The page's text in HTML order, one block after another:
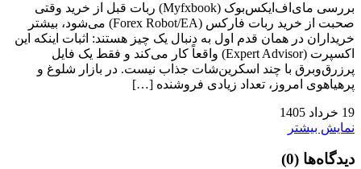
بررسی مای‌اف‌ایکس‌بوک (Myfxbook) ربات قبل از خرید وقتی
صحبت از خرید ربات فارکس (Forex Robot/EA) می‌شود، بیشتر
خریداران در همان قدم اول به دنبال یک چیز هستند: اثبات اینکه این
اکسپرت (Expert Advisor) واقعاً کار می‌کند و فقط یک فایل
پرزرق‌وبرق با چند اسکرین‌شات جذاب نیست. در بازار شلوغ و
پرهیاهوی امروز، تعداد زیادی فروشنده […]
19 خرداد 1405
نمایش بیشتر
دیدگاه‌ها (0)